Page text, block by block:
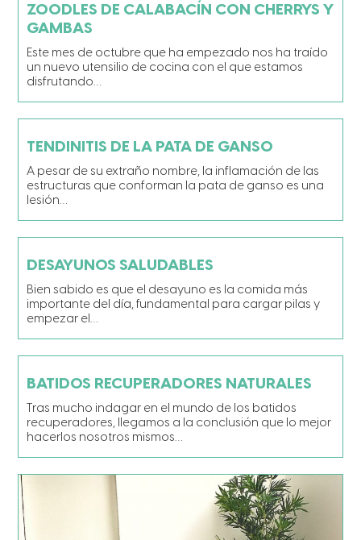
ZOODLES DE CALABACÍN CON CHERRYS Y
GAMBAS
Este mes de octubre que ha empezado nos ha traído
un nuevo utensilio de cocina con el que estamos
disfrutando…
TENDINITIS DE LA PATA DE GANSO
A pesar de su extraño nombre, la inflamación de las
estructuras que conforman la pata de ganso es una
lesión…
DESAYUNOS SALUDABLES
Bien sabido es que el desayuno es la comida más
importante del día, fundamental para cargar pilas y
empezar el…
BATIDOS RECUPERADORES NATURALES
Tras mucho indagar en el mundo de los batidos
recuperadores, llegamos a la conclusión que lo mejor
hacerlos nosotros mismos…